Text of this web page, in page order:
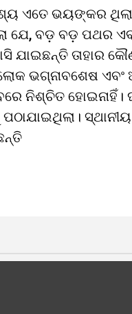
ଏତେ ଭୟଙ୍କର ଥିଲା
ଯେ, ବଡ଼ ବଡ଼ ପଥର
ତାହାର
ଭଗ୍ନାବଶେଷ ଏବଂ
ନିଶ୍ଚିତ ହୋଇନାହିଁ।
ସ୍ଥାନୀୟ